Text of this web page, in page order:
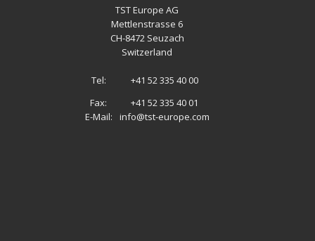
TST Europe AG
Mettlenstrasse 6
CH-8472 Seuzach
Switzerland
Tel:
+41 52 335 40 00
Fax:
+41 52 335 40 01
E-Mail:
info@tst-europe.com